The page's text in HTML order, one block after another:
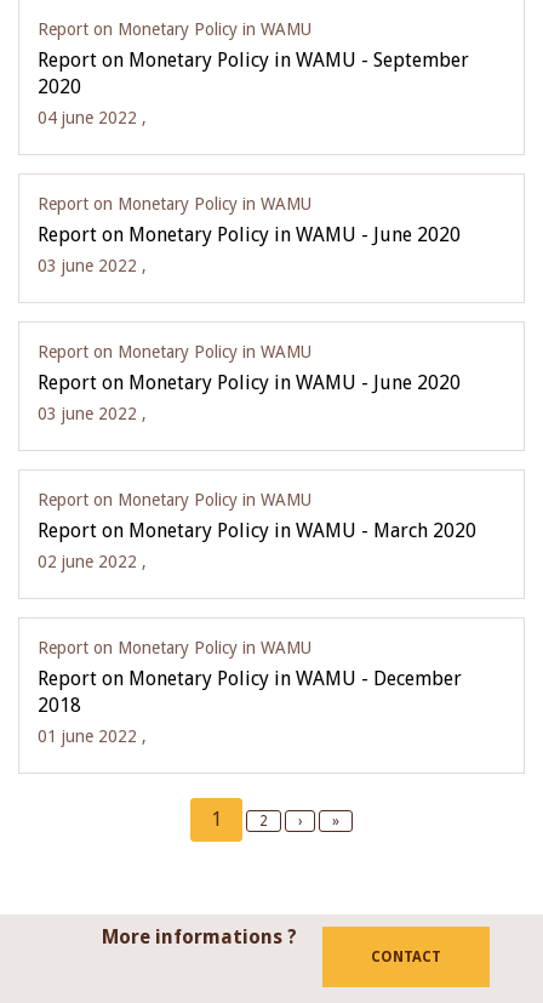
Report on Monetary Policy in WAMU
Report on Monetary Policy in WAMU - September
2020
04 june 2022 ,
Report on Monetary Policy in WAMU
Report on Monetary Policy in WAMU - June 2020
03 june 2022 ,
Report on Monetary Policy in WAMU
Report on Monetary Policy in WAMU - June 2020
03 june 2022 ,
Report on Monetary Policy in WAMU
Report on Monetary Policy in WAMU - March 2020
02 june 2022 ,
Report on Monetary Policy in WAMU
Report on Monetary Policy in WAMU - December
2018
01 june 2022 ,
Current
page
1 Page
2
Next
›
Last
»
More informations ?
CONTACT